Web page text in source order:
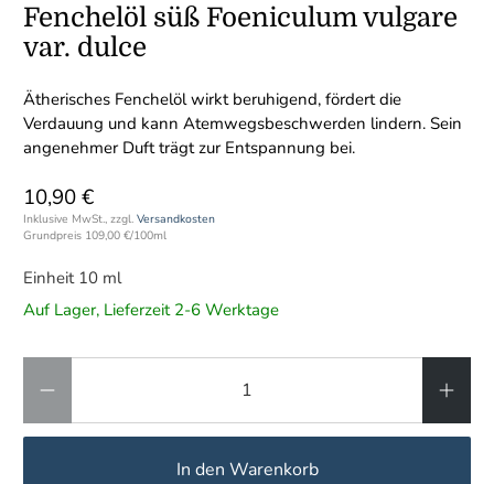
Fenchelöl süß Foeniculum vulgare
var. dulce
Ätherisches Fenchelöl wirkt beruhigend, fördert die
Verdauung und kann Atemwegsbeschwerden lindern. Sein
angenehmer Duft trägt zur Entspannung bei.
10,90 €
Inklusive MwSt., zzgl.Versandkosten
Grundpreis 109,00 €/100ml
Einheit 10 ml
Auf Lager, Lieferzeit 2-6 Werktage
In den Warenkorb